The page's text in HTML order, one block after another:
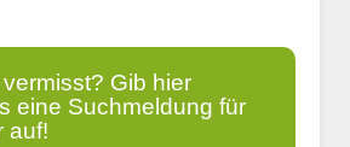
Gib hier
eine Suchmeldung für
auf!